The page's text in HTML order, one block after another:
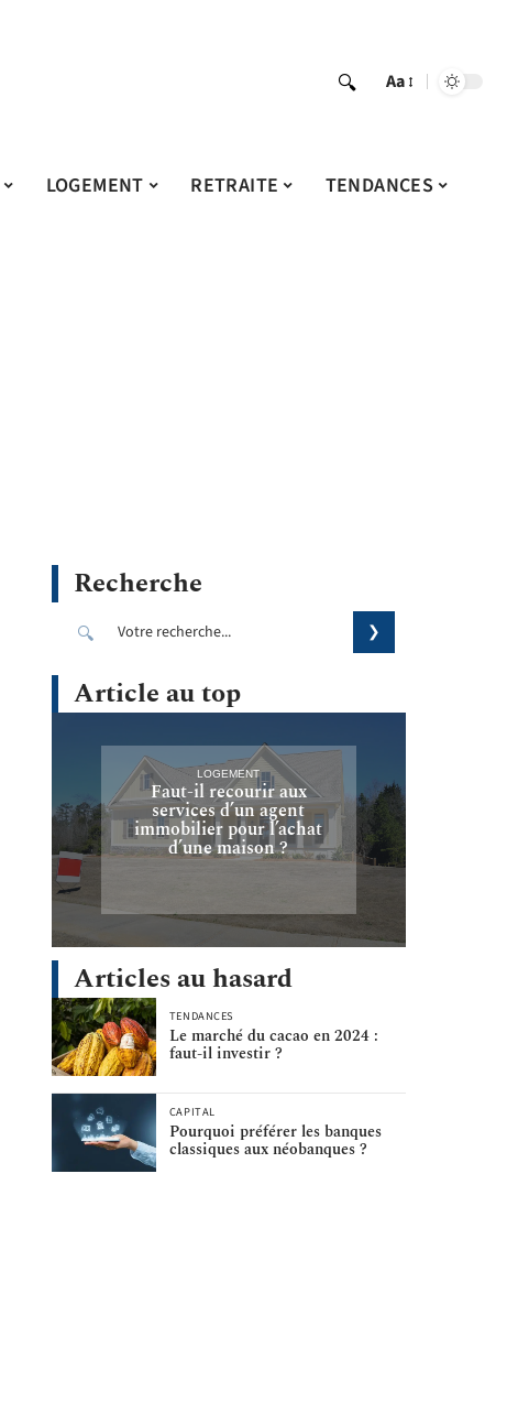
Aa
LOGEMENT RETRAITE TENDANCES
Recherche
Article au top
LOGEMENT
Faut-il recourir aux
services d’un agent
immobilier pour l’achat
d’une maison ?
Articles au hasard
TENDANCES
Le marché du cacao en 2024 :
faut-il investir ?
CAPITAL
Pourquoi préférer les banques
classiques aux néobanques ?